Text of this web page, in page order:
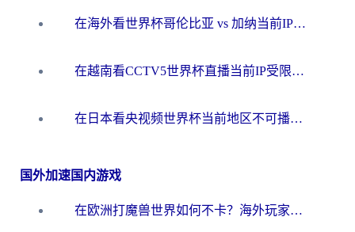
在海外看世界杯哥伦比亚 vs 加纳当前IP受限制？这篇指南帮你流畅看中文解说赛事
在越南看CCTV5世界杯直播当前IP受限制？海外党体育观赛终极指南来了
在日本看央视频世界杯当前地区不可播放？海外党体育观赛终极指南
国外加速国内游戏
在欧洲打魔兽世界如何不卡？海外玩家的国服游戏加速终极攻略